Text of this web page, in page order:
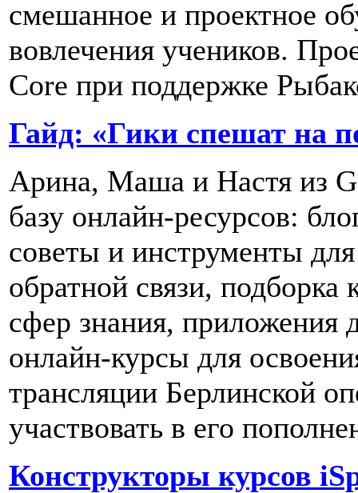
смешанное и проектное
вовлечения учеников.
Core при поддержке
Гайд: «Гики спешат на
Арина, Маша и Настя из
базу онлайн-ресурсов:
советы и инструменты
обратной связи,
сфер знания, приложения
онлайн-курсы для
трансляции Берлинской
участвовать в его
Конструкторы курсов